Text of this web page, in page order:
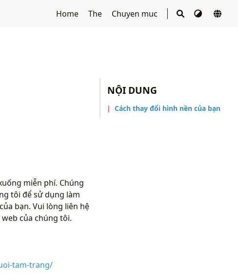
Home The Chuyen muc
NỘI DUNG
Cách thay đổi hình nền của bạn
miễn phí. Chúng
tôi để sử dụng làm
bạn. Vui lòng liên hệ
của chúng tôi.
tam-trang/